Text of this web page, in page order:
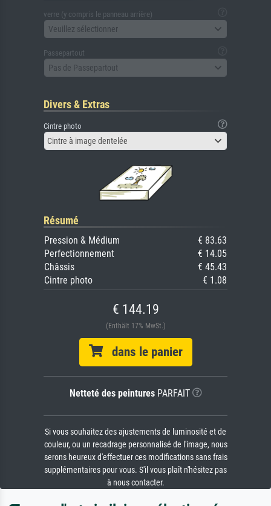
verre (y compris le panneau arrière)
Veuillez sélectionner
Passepartout
Pas de Passepartout
Divers & Extras
Cintre photo
Cintre à image dentelée
Résumé
Pression & Médium
€ 83.63
Perfectionnement
€ 14.05
Châssis
€ 45.43
Cintre photo
€ 1.08
€ 144.19
(Enthält 17% MwSt.)
dans le panier
Netteté des peinturesPARFAIT
Si vous souhaitez des ajustements de luminosité et de
couleur, ou un recadrage personnalisé de l'image, nous
serons heureux d'effectuer ces modifications sans frais
supplémentaires pour vous. S'il vous plaît n'hésitez pas
à nous contacter.